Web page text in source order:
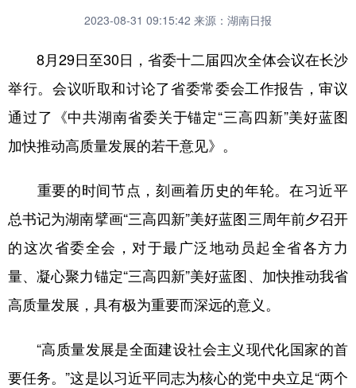
2023-08-31 09:15:42 来源：湖南日报
8月29日至30日，省委十二届四次全体会议在长沙
举行。会议听取和讨论了省委常委会工作报告，审议
通过了《中共湖南省委关于锚定“三高四新”美好蓝图
加快推动高质量发展的若干意见》。
重要的时间节点，刻画着历史的年轮。在习近平
总书记为湖南擘画“三高四新”美好蓝图三周年前夕召开
的这次省委全会，对于最广泛地动员起全省各方力
量、凝心聚力锚定“三高四新”美好蓝图、加快推动我省
高质量发展，具有极为重要而深远的意义。
“高质量发展是全面建设社会主义现代化国家的首
要任务。”这是以习近平同志为核心的党中央立足“两个